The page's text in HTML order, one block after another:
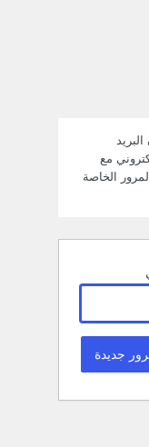
مع
الخاصة